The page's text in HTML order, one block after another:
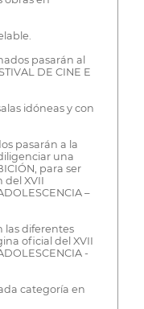
pasarán al
DE CINE E
idóneas y con
pasarán a la
una
para ser
del XVII
–
las diferentes
oficial del XVII
-
categoría en